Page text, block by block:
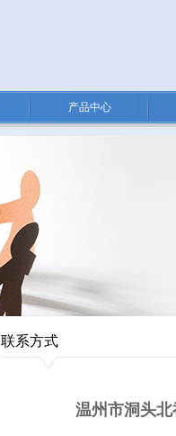
产品中心
联系方式
温州市洞头